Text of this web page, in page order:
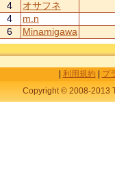
4
オサフネ
4
m.n
6
Minamigawa
利用規約
プ
Copyright © 2008-2013